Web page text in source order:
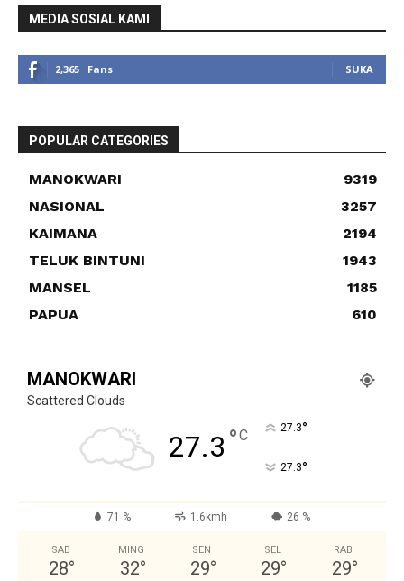
MEDIA SOSIAL KAMI
2,365 Fans SUKA
POPULAR CATEGORIES
MANOKWARI
9319
NASIONAL
3257
KAIMANA
2194
TELUK BINTUNI
1943
MANSEL
1185
PAPUA
610
MANOKWARI
Scattered Clouds
27.3 °C 27.3°
27.3°
71 % 1.6kmh 26 %
SAB
28°
MING
32°
SEN
29°
SEL
29°
RAB
29°